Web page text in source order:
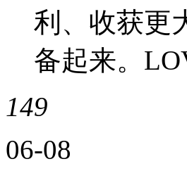
利、收获更
备起来。
149
06-08